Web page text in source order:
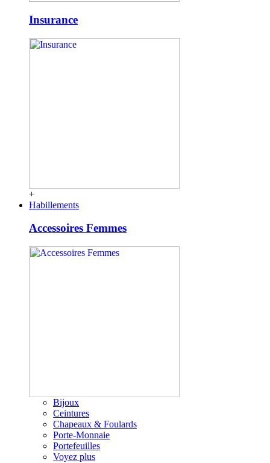
Insurance
+
Habillements
Accessoires Femmes
Bijoux
Ceintures
Chapeaux & Foulards
Porte-Monnaie
Portefeuilles
Voyez plus